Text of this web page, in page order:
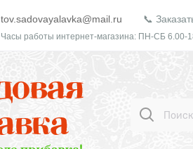
tov.sadovayalavka@mail.ru 📞
Часы работы интернет-магазина: ПН-СБ 6.00-